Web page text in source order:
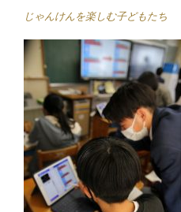
じゃんけんを楽しむ子どもたち